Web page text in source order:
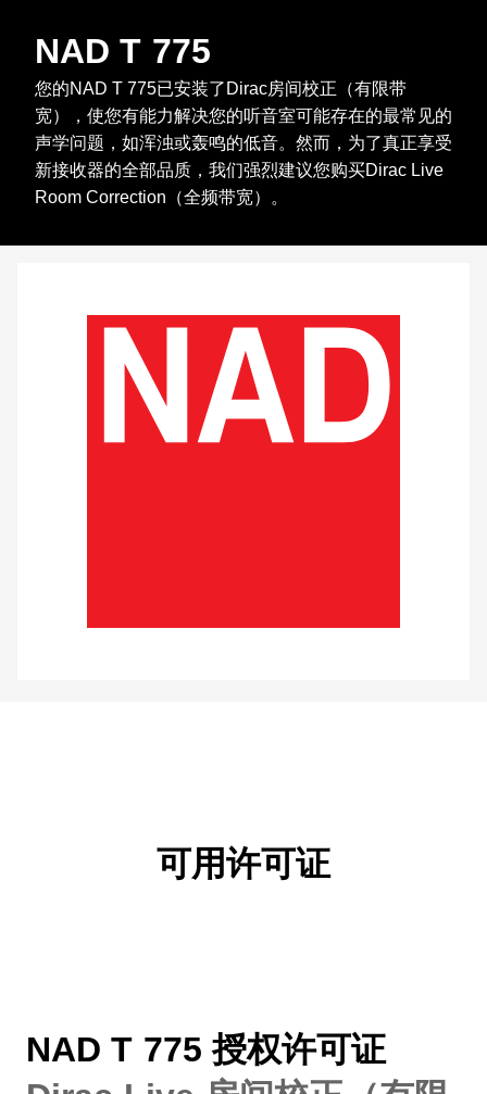
NAD T 775
您的NAD T 775已安装了Dirac房间校正（有限带
宽），使您有能力解决您的听音室可能存在的最常见的
声学问题，如浑浊或轰鸣的低音。然而，为了真正享受
新接收器的全部品质，我们强烈建议您购买Dirac Live
Room Correction（全频带宽）。
可用许可证
NAD T 775 授权许可证